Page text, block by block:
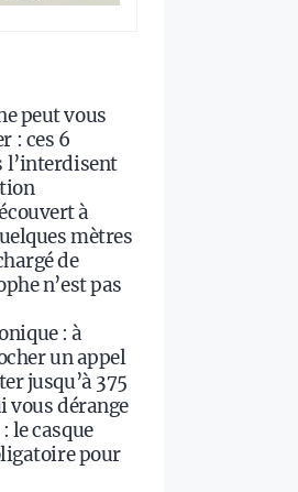
peut vous
: ces 6
l’interdisent
à
mètres
de
n’est pas
: à
un appel
jusqu’à 375
vous dérange
le casque
pour